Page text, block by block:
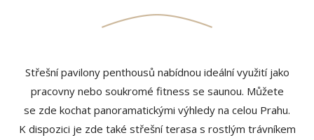
Střešní pavilony penthousů nabídnou ideální využití jako
pracovny nebo soukromé fitness se saunou. Můžete
se zde kochat panoramatickými výhledy na celou Prahu.
K dispozici je zde také střešní terasa s rostlým trávníkem